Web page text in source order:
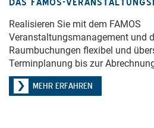
Realisieren Sie mit dem FAMOS
Veranstaltungsmanagement und
Raumbuchungen flexibel und
Terminplanung bis zur
MEHR ERFAHREN